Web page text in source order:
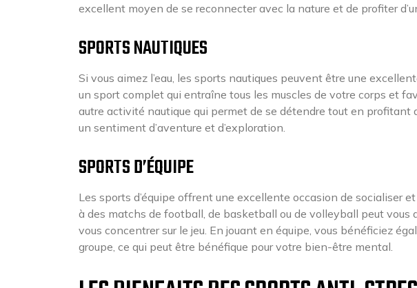
excellent moyen de se reconnecter avec la nature et de profiter
SPORTS NAUTIQUES
Si vous aimez l’eau, les sports nautiques peuvent être une
un sport complet qui entraîne tous les muscles de votre corps et
autre activité nautique qui permet de se détendre tout en profitant
un sentiment d’aventure et d’exploration.
SPORTS D’ÉQUIPE
Les sports d’équipe offrent une excellente occasion de socialiser
à des matchs de football, de basketball ou de volleyball peut vous
vous concentrer sur le jeu. En jouant en équipe, vous bénéficiez
groupe, ce qui peut être bénéfique pour votre bien-être mental.